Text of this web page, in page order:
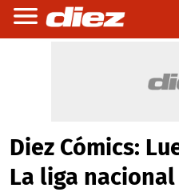
Diez Cómics:
La liga